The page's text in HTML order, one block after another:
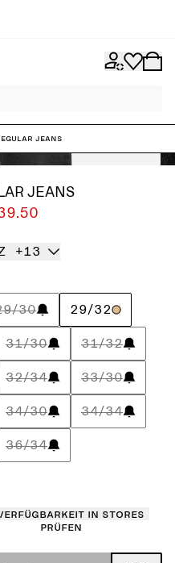
Jeans
JEANS
+13
30 29/32
31/30 31/32
32/34 33/30
34/30 34/34
36/34
in Stores
prüfen